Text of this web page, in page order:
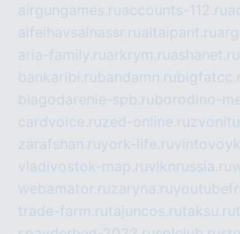
airgungames.ruaccounts-112.ru
alfeihavsalnassr.rualtaipant.ru
aria-family.ruarkrym.ruashanet.ru
bankaribi.rubandamn.ru
blagodarenie-spb.ruborodino-
cardvoice.ruzed-online.ru
zarafshan.ruyork-life.ru
vladivostok-map.ruvlknrussia.ru
webamator.ruzaryna.ru
trade-farm.rutajuncos.rutaksu.ru